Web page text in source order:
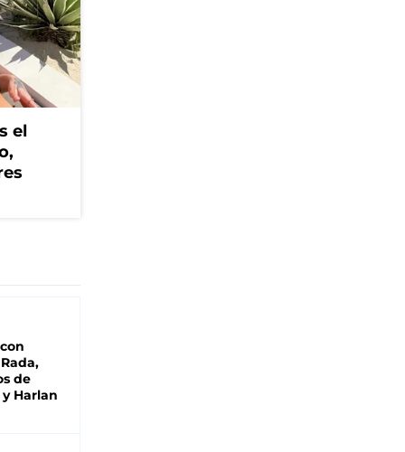
el
de
Harlan